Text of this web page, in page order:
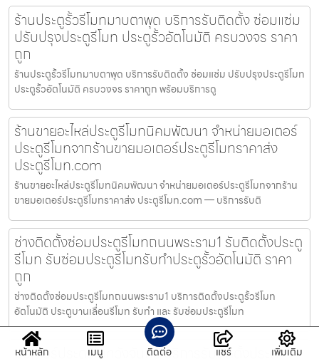
ร้านประตูรั้วรีโมทมาบตาพุด บริการรับติดตั้ง ซ่อมแซ่ม
ปรับปรุงประตูรีโมท ประตูรั้วอัตโนมัติ ครบวงจร ราคา
ถูก
ร้านประตูรั้วรีโมทมาบตาพุด บริการรับติดตั้ง ซ่อมแซ่ม ปรับปรุงประตูรีโมท
ประตูรั้วอัตโนมัติ ครบวงจร ราคาถูก พร้อมบริการดู
ร้านขายอะไหล่ประตูรีโมทนิคมพัฒนา จำหน่ายมอเตอร์
ประตูรีโมทจากร้านขายมอเตอร์ประตูรีโมทราคาส่ง
ประตูรีโมท.com
ร้านขายอะไหล่ประตูรีโมทนิคมพัฒนา จำหน่ายมอเตอร์ประตูรีโมทจากร้าน
ขายมอเตอร์ประตูรีโมทราคาส่ง ประตูรีโมท.com — บริการรับติ
ช่างติดตั้งซ่อมประตูรีโมทถนนพระราม1 รับติดตั้งประตู
รีโมท รับซ่อมประตูรีโมทรับทำประตูรั้วอัตโนมัติ ราคา
ถูก
ช่างติดตั้งซ่อมประตูรีโมทถนนพระราม1 บริการติดตั้งประตูรั้วรีโมท
อัตโนมัติ ประตูบานเลื่อนรีโมท รับทำ และ รับซ่อมประตูรีโมท
มอเตอร์ประตูรีโมทวังจันทร์ บริการรับติดตั้งประตู
หน้าหลัก เมนู ติดต่อ แชร์ เพิ่มเติม